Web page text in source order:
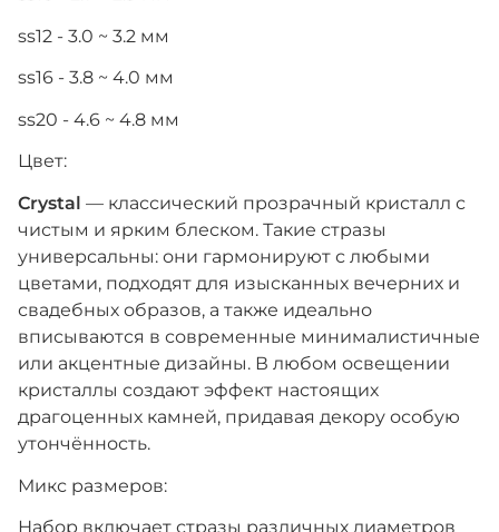
ss12 - 3.0 ~ 3.2 мм
ss16 - 3.8 ~ 4.0 мм
ss20 - 4.6 ~ 4.8 мм
Цвет:
Crystal — классический прозрачный кристалл с
чистым и ярким блеском. Такие стразы
универсальны: они гармонируют с любыми
цветами, подходят для изысканных вечерних и
свадебных образов, а также идеально
вписываются в современные минималистичные
или акцентные дизайны. В любом освещении
кристаллы создают эффект настоящих
драгоценных камней, придавая декору особую
утончённость.
Микс размеров:
Набор включает стразы различных диаметров